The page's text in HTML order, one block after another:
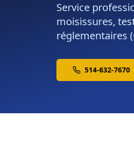
Service
moisissures,
réglementaires
514-632-7670